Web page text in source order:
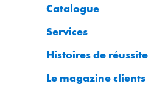
Catalogue
Services
Histoires de réussite
Le magazine clients